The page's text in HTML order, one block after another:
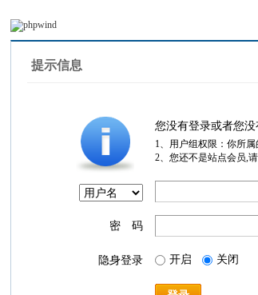
提示信息
您没有登录或者您
1、用户组权限：你所
2、您还不是站点会员,
密 码
隐身登录 开启 关闭